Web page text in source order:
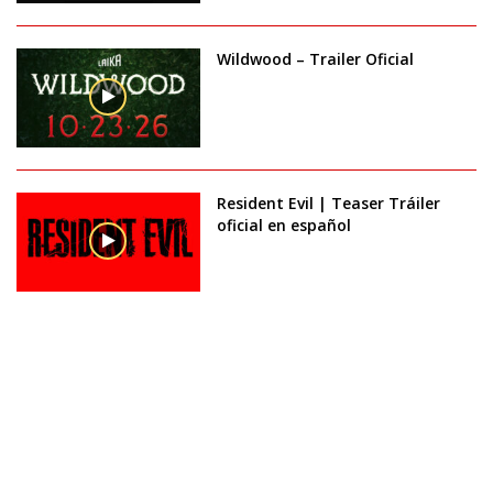
Wildwood – Trailer Oficial
Resident Evil | Teaser Tráiler
oficial en español